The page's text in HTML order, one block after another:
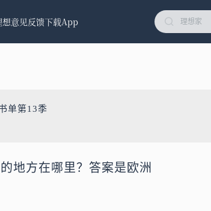
想意见反馈下载App
单第13季
地方在哪里？答案是欧洲